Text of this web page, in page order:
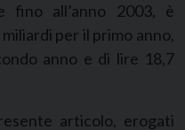
fino all’anno 2003, è
per il primo anno,
anno e di lire 18,7
articolo, erogati